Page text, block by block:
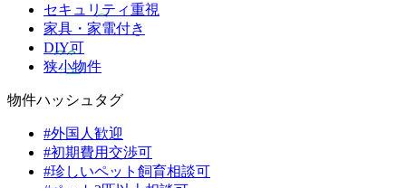
セキュリティ重視
家具・家電付き
DIY可
狭小物件
物件ハッシュタグ
#外国人歓迎
#初期費用交渉可
#珍しいペット飼育相談可